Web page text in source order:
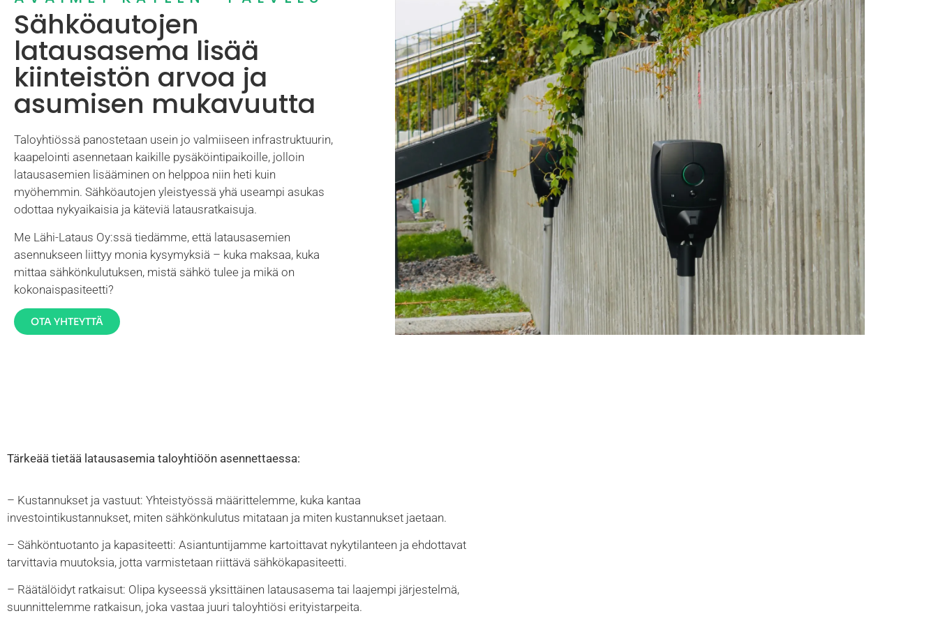
Sähköautojen
latausasema lisää
kiinteistön arvoa ja
asumisen mukavuutta
Taloyhtiössä panostetaan usein jo valmiiseen infrastruktuurin,
kaapelointi asennetaan kaikille pysäköintipaikoille, jolloin
latausasemien lisääminen on helppoa niin heti kuin
myöhemmin. Sähköautojen yleistyessä yhä useampi asukas
odottaa nykyaikaisia ja käteviä latausratkaisuja.
Me Lähi-Lataus Oy:ssä tiedämme, että latausasemien
asennukseen liittyy monia kysymyksiä – kuka maksaa, kuka
mittaa sähkönkulutuksen, mistä sähkö tulee ja mikä on
kokonaispasiteetti?
OTA YHTEYTTÄ
Tärkeää tietää latausasemia taloyhtiöön asennettaessa:
– Kustannukset ja vastuut: Yhteistyössä määrittelemme, kuka kantaa
investointikustannukset, miten sähkönkulutus mitataan ja miten kustannukset jaetaan.
– Sähköntuotanto ja kapasiteetti: Asiantuntijamme kartoittavat nykytilanteen ja ehdottavat
tarvittavia muutoksia, jotta varmistetaan riittävä sähkökapasiteetti.
– Räätälöidyt ratkaisut: Olipa kyseessä yksittäinen latausasema tai laajempi järjestelmä,
suunnittelemme ratkaisun, joka vastaa juuri taloyhtiösi erityistarpeita.